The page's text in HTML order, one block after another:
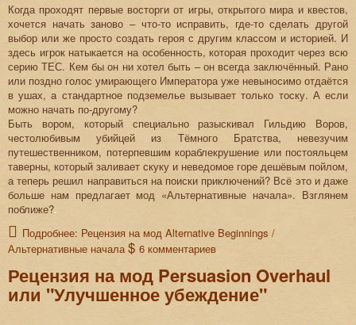
Когда проходят первые восторги от игры, открытого мира и квестов,
хочется начать заново – что-то исправить, где-то сделать другой
выбор или же просто создать героя с другим классом и историей. И
здесь игрок натыкается на особенность, которая проходит через всю
серию ТЕС. Кем бы он ни хотел быть – он всегда заключённый. Рано
или поздно голос умирающего Императора уже невыносимо отдаётся
в ушах, а стандартное подземелье вызывает только тоску. А если
можно начать по-другому?
Быть вором, который специально разыскивал Гильдию Воров,
честолюбивым убийцей из Тёмного Братства, невезучим
путешественником, потерпевшим кораблекрушение или постояльцем
таверны, который заливает скуку и неведомое горе дешёвым пойлом,
а теперь решил направиться на поиски приключений? Всё это и даже
больше нам предлагает мод «Альтернативные начала». Взглянем
поближе?.
Подробнее: Рецензия на мод Alternative Beginnings /
Альтернативные начала
6 комментариев
Рецензия на мод Persuasion Overhaul
или "Улучшенное убеждение"